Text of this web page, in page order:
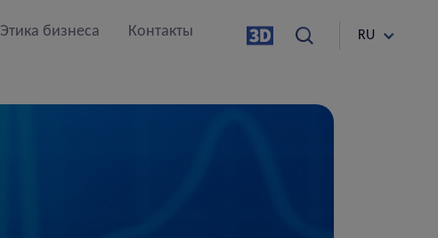
Этика бизнеса Контакты RU